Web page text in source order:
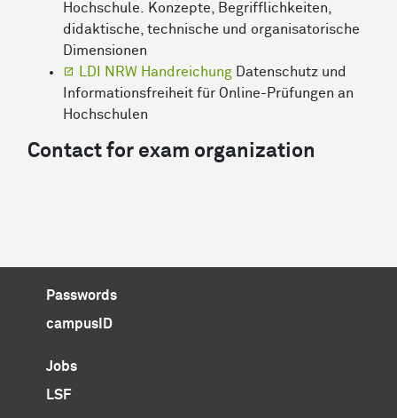
Hochschule. Konzepte, Begrifflichkeiten,
didaktische, technische und organisatorische
Dimensionen
LDI NRW Handreichung Datenschutz und
Informationsfreiheit für Online-Prüfungen an
Hochschulen
Contact for exam organization
Passwords
campusID
Jobs
LSF